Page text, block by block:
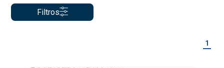
Filtros
1